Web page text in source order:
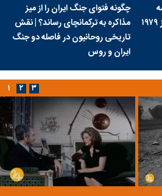
آمریکا برای اشغال جزیره خارک از ۱۹۷۹
چگونه فتوای جنگ ایران را از میز
مذاکره به ترکمانچای رساند؟ | نقش
تاریخی روحانیون در فاصله دو جنگ
ایران و روس
۱ ۲ ۳